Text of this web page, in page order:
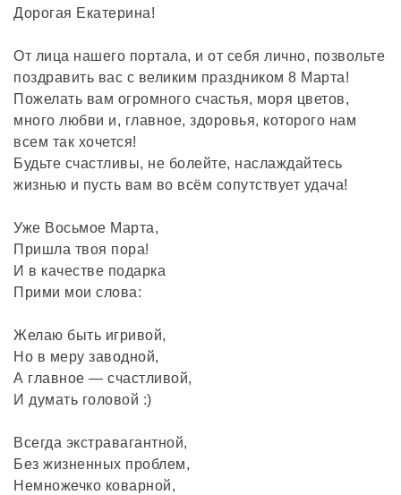
Дорогая Екатерина!
От лица нашего портала, и от себя лично, позвольте
поздравить вас с великим праздником 8 Марта!
Пожелать вам огромного счастья, моря цветов,
много любви и, главное, здоровья, которого нам
всем так хочется!
Будьте счастливы, не болейте, наслаждайтесь
жизнью и пусть вам во всём сопутствует удача!
Уже Восьмое Марта,
Пришла твоя пора!
И в качестве подарка
Прими мои слова:
Желаю быть игривой,
Но в меру заводной,
А главное — счастливой,
И думать головой :)
Всегда экстравагантной,
Без жизненных проблем,
Немножечко коварной,